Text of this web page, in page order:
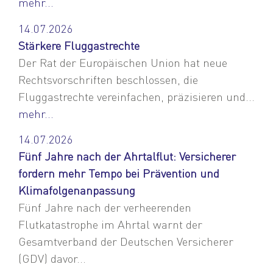
14.07.2026
Stärkere Fluggastrechte
Der Rat der Europäischen Union hat neue
Rechtsvorschriften beschlossen, die
Fluggastrechte vereinfachen, präzisieren und...
mehr...
14.07.2026
Fünf Jahre nach der Ahrtalflut: Versicherer
fordern mehr Tempo bei Prävention und
Klimafolgenanpassung
Fünf Jahre nach der verheerenden
Flutkatastrophe im Ahrtal warnt der
Gesamtverband der Deutschen Versicherer
(GDV) davor...